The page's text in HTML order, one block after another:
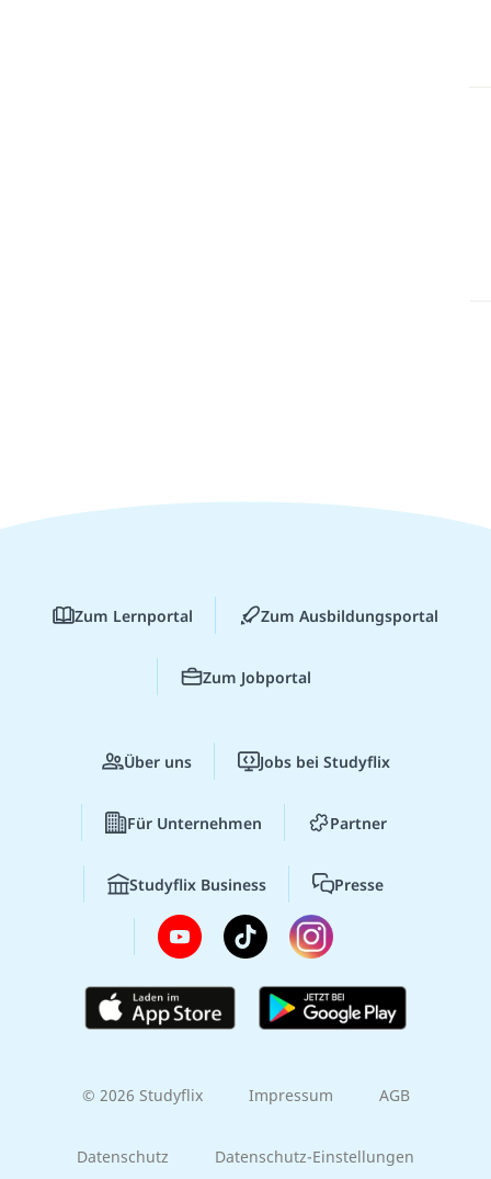
Zum Lernportal Zum Ausbildungsportal
Zum Jobportal
Über uns Jobs bei Studyflix
Für Unternehmen Partner
Studyflix Business Presse
© 2026 Studyflix Impressum AGB
Datenschutz Datenschutz-Einstellungen